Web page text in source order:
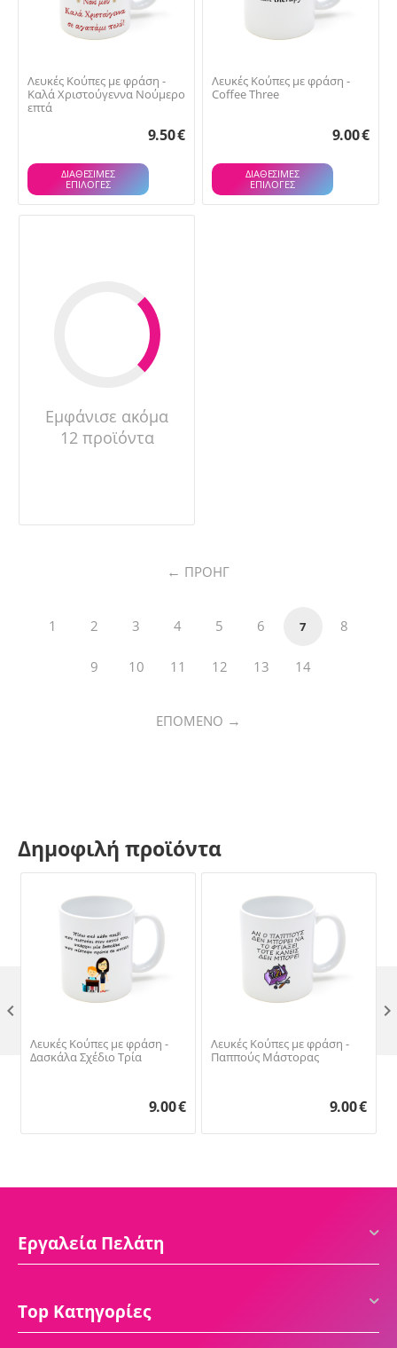
Λευκές Κούπες με φράση -
Καλά Χριστούγεννα Νούμερο
επτά
9.50€
ΔΙΑΘΕΣΙΜΕΣ
ΕΠΙΛΟΓΈΣ
Λευκές Κούπες με φράση -
Coffee Three
9.00€
ΔΙΑΘΕΣΙΜΕΣ
ΕΠΙΛΟΓΈΣ
Εμφάνισε ακόμα
12 προϊόντα
ΠΡΟΗΓ
1 2 3 4 5 6 7 8
9 10 11 12 13 14
ΕΠΌΜΕΝΟ
Δημοφιλή προϊόντα
Λευκές Κούπες με φράση -
Δασκάλα Σχέδιο Τρία
9.00€
Λευκές Κούπες με φράση -
Παππούς Μάστορας
9.00€
 
Εργαλεία Πελάτη
Top Κατηγορίες